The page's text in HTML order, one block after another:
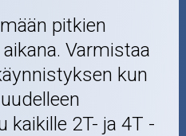
pitkien
Varmistaa
kun
kaikille 2T- ja 4T -